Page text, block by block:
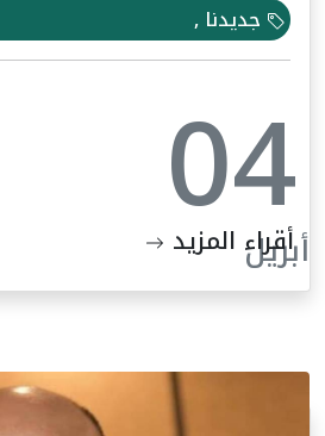
جديدنا ,
04
أبريل
أقراء المزيد